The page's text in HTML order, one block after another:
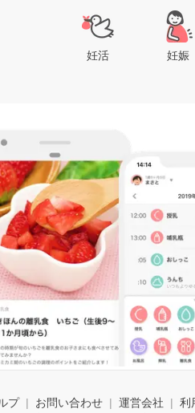
妊活 妊娠
プ お問い合わせ 運営会社 利